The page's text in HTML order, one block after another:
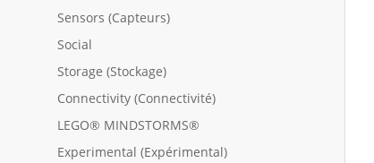
Sensors (Capteurs)
Social
Storage (Stockage)
Connectivity (Connectivité)
LEGO® MINDSTORMS®
Experimental (Expérimental)